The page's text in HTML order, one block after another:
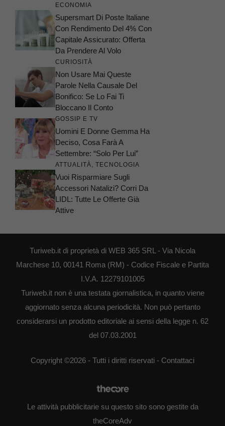
ECONOMIA
Supersmart Di Poste Italiane
Con Rendimento Del 4% Con
Capitale Assicurato: Offerta
Da Prendere Al Volo
CURIOSITÀ
Non Usare Mai Queste
Parole Nella Causale Del
Bonifico: Se Lo Fai Ti
Bloccano Il Conto
GOSSIP E TV
Uomini E Donne Gemma Ha
Deciso, Cosa Farà A
Settembre: “Solo Per Lui”
ATTUALITÀ, TECNOLOGIA
Vuoi Risparmiare Sugli
Accessori Natalizi? Corri Da
LIDL: Tutte Le Offerte Già
Attive
Turiweb.it di proprietà di WEB 365 SRL - Via Nicola
Marchese 10, 00141 Roma (RM) - Codice Fiscale e Partita
I.V.A. 12279101005
Turiweb.it non è una testata giornalistica, in quanto viene
aggiornato senza alcuna periodicità. Non può pertanto
considerarsi un prodotto editoriale ai sensi della legge n. 62
del 07.03.2001
Copyright ©2026 - Tutti i diritti riservati - Contattaci
Le attività pubblicitarie su questo sito sono gestite da
theCoreAdv